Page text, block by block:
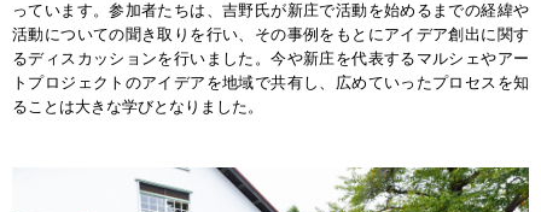
っています。参加者たちは、吉野氏が新庄で活動を始めるまでの経緯や
活動についての聞き取りを行い、その事例をもとにアイデア創出に関す
るディスカッションを行いました。今や新庄を代表するマルシェやアー
トプロジェクトのアイデアを地域で共有し、広めていったプロセスを知
ることは大きな学びとなりました。